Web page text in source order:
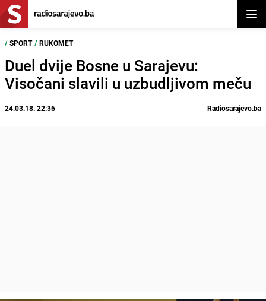
/ SPORT / RUKOMET
Duel dvije Bosne u Sarajevu:
Visočani slavili u uzbudljivom meču
24.03.18. 22:36 Radiosarajevo.ba